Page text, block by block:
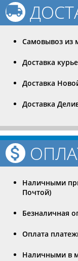
Самовывоз из
Доставка
Доставка
Доставка
Наличными
Почтой)
Безналичная
Оплата
Наличными в